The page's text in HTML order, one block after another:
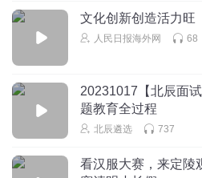
文化创新创造活力
人民日报海外网 68
20231017【北辰面
题教育全过程
北辰遴选 737
看汉服大赛，来定陵